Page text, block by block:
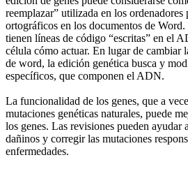
reemplazar” utilizada en los ordenadores
ortográficos en los documentos de Word.
tienen líneas de código “escritas” en el
célula cómo actuar. En lugar de cambiar
de word, la edición genética busca y
específicos, que componen el ADN.
La funcionalidad de los genes, que a
mutaciones genéticas naturales, puede
los genes. Las revisiones pueden ayudar
dañinos y corregir las mutaciones
enfermedades.